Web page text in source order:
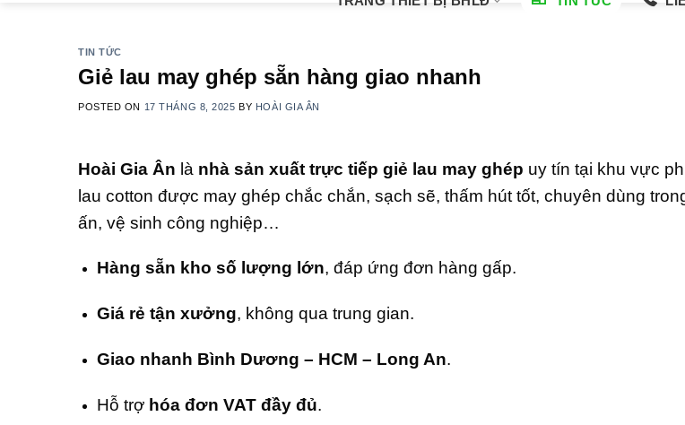
TIN TỨC
Giẻ lau may ghép sẵn hàng giao nhanh
POSTED ON 17 THÁNG 8, 2025 BY HOÀI GIA ÂN
Hoài Gia Ân là nhà sản xuất trực tiếp giẻ lau may ghép uy tín tại khu vực
lau cotton được may ghép chắc chắn, sạch sẽ, thấm hút tốt, chuyên dùng
ấn, vệ sinh công nghiệp…
Hàng sẵn kho số lượng lớn, đáp ứng đơn hàng gấp.
Giá rẻ tận xưởng, không qua trung gian.
Giao nhanh Bình Dương – HCM – Long An.
Hỗ trợ hóa đơn VAT đầy đủ.